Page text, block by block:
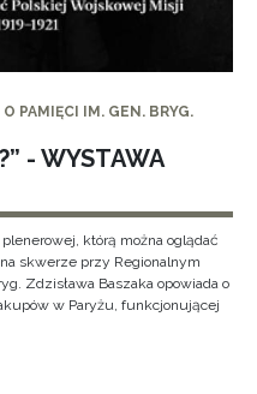
PAMIĘCI IM. GEN. BRYG.
- WYSTAWA
którą można oglądać
skwerze przy Regionalnym
Zdzisława Baszaka opowiada o
w Paryżu, funkcjonującej